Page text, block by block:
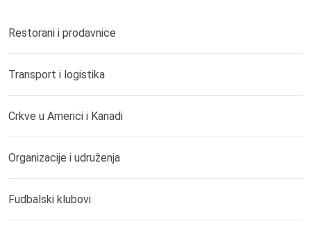
Restorani i prodavnice
Transport i logistika
Crkve u Americi i Kanadi
Organizacije i udruženja
Fudbalski klubovi